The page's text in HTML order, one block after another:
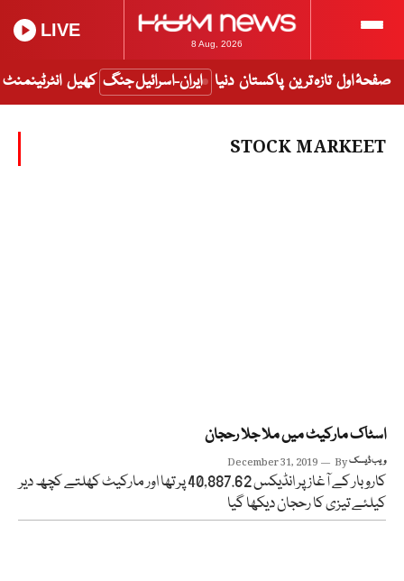
8 Aug, 2026
LIVE
صفحۂ اول تازہ ترین پاکستان دنیا ایران-اسرائیل جنگ کھیل انٹرٹینمنٹ
STOCK MARKEET
اسٹاک مارکیٹ میں ملا جلا رحجان
December 31, 2019 Byویب ڈیسک
کاروبار کے آغاز پر انڈیکس 40,887.62 پر تھا اور مارکیٹ کھلتے کچھ دیر
کیلئے تیزی کا رحجان دیکھا گیا